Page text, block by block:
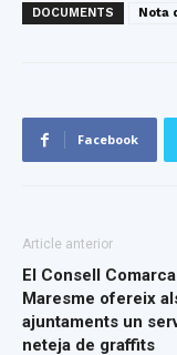
DOCUMENTS Nota
Facebook
Article anterior
El Consell
Maresme ofereix
ajuntaments un
neteja de graffits